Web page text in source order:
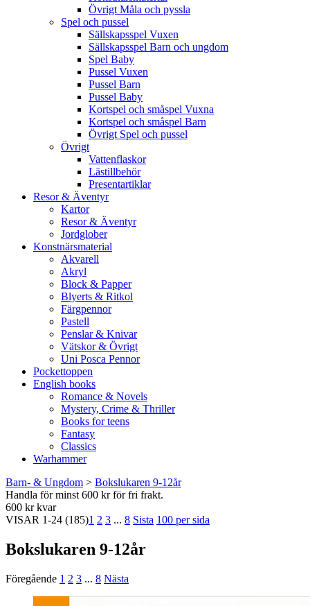
Övrigt Måla och pyssla
Spel och pussel
Sällskapsspel Vuxen
Sällskapsspel Barn och ungdom
Spel Baby
Pussel Vuxen
Pussel Barn
Pussel Baby
Kortspel och småspel Vuxna
Kortspel och småspel Barn
Övrigt Spel och pussel
Övrigt
Vattenflaskor
Lästillbehör
Presentartiklar
Resor & Äventyr
Kartor
Resor & Äventyr
Jordglober
Konstnärsmaterial
Akvarell
Akryl
Block & Papper
Blyerts & Ritkol
Färgpennor
Pastell
Penslar & Knivar
Vätskor & Övrigt
Uni Posca Pennor
Pockettoppen
English books
Romance & Novels
Mystery, Crime & Thriller
Books for teens
Fantasy
Classics
Warhammer
Barn- & Ungdom > Bokslukaren 9-12år
Handla för minst 600 kr för fri frakt.
600 kr kvar
VISAR 1-24 (185)1 2 3 ... 8 Sista 100 per sida
Bokslukaren 9-12år
Föregående 1 2 3 ... 8 Nästa